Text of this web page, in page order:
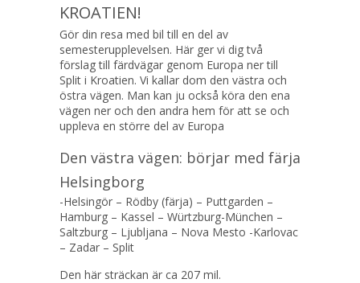
KROATIEN!
Gör din resa med bil till en del av
semesterupplevelsen. Här ger vi dig två
förslag till färdvägar genom Europa ner till
Split i Kroatien. Vi kallar dom den västra och
östra vägen. Man kan ju också köra den ena
vägen ner och den andra hem för att se och
uppleva en större del av Europa
Den västra vägen: börjar med färja
Helsingborg
-Helsingör – Rödby (färja) – Puttgarden –
Hamburg – Kassel – Würtzburg-München –
Saltzburg – Ljubljana – Nova Mesto -Karlovac
– Zadar – Split
Den här sträckan är ca 207 mil.